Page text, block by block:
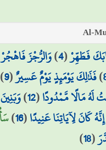
فَطَهِّرْ(
4
)وَالرُّجْزَ فَاهْجُرْ
)فَذَٰلِكَ يَوْمَئِذٍ يَوْمٌ عَسِيرٌ(
9
لَهُ مَالًا مَّمْدُودًا(
12
)
كَانَ لِآيَاتِنَا عَنِيدًا(
16
)
(
18
)